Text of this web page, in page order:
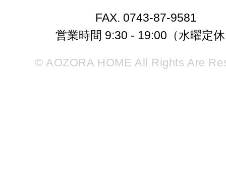
FAX. 0743-87-9581
営業時間 9:30 - 19:00（水曜定
© AOZORA HOME All Rights Are